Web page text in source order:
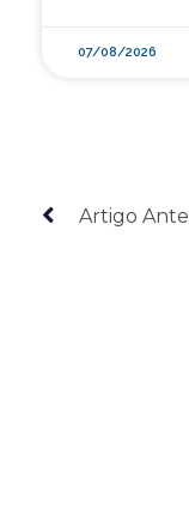
07/08/2026
Artigo